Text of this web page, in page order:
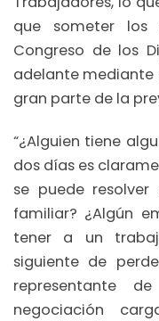
que someter
Congreso de los
adelante mediante
gran parte de la
“¿Alguien tiene
dos días es
se puede
familiar? ¿Algún
tener a un
siguiente de
representante
negociación